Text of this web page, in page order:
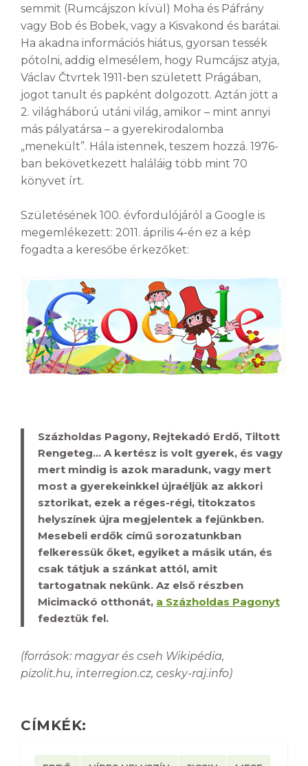
semmit (Rumcájszon kívül) Moha és Páfrány
vagy Bob és Bobek, vagy a Kisvakond és barátai.
Ha akadna információs hiátus, gyorsan tessék
pótolni, addig elmesélem, hogy Rumcájsz atyja,
Václav Čtvrtek 1911-ben született Prágában,
jogot tanult és papként dolgozott. Aztán jött a
2. világháború utáni világ, amikor – mint annyi
más pályatársa – a gyerekirodalomba
„menekült”. Hála istennek, teszem hozzá. 1976-
ban bekövetkezett haláláig több mint 70
könyvet írt.
Születésének 100. évfordulójáról a Google is
megemlékezett: 2011. április 4-én ez a kép
fogadta a keresőbe érkezőket:
Százholdas Pagony, Rejtekadó Erdő, Tiltott
Rengeteg… A kertész is volt gyerek, és vagy
mert mindig is azok maradunk, vagy mert
most a gyerekeinkkel újraéljük az akkori
sztorikat, ezek a réges-régi, titokzatos
helyszínek újra megjelentek a fejünkben.
Mesebeli erdők című sorozatunkban
felkeressük őket, egyiket a másik után, és
csak tátjuk a szánkat attól, amit
tartogatnak nekünk. Az első részben
Micimackó otthonát, a Százholdas Pagonyt
fedeztük fel.
(források: magyar és cseh Wikipédia,
pizolit.hu, interregion.cz, cesky-raj.info)
CÍMKÉK: